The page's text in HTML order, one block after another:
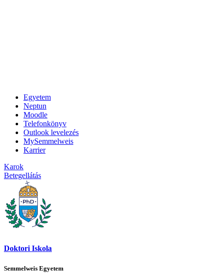
Egyetem
Neptun
Moodle
Telefonkönyv
Outlook levelezés
MySemmelweis
Karrier
Karok
Betegellátás
Doktori Iskola
Semmelweis Egyetem